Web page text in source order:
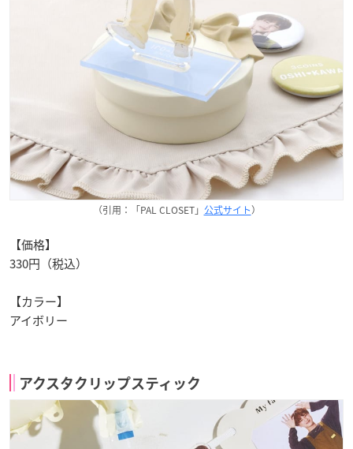
（引用：「PAL CLOSET」 公式サイト）
【価格】
330円（税込）
【カラー】
アイボリー
アクスタクリップスティック